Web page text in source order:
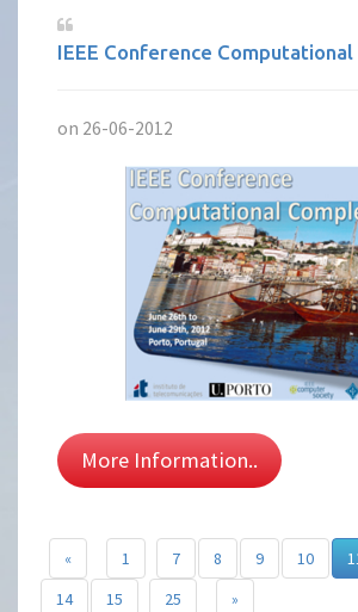
IEEE Conference
on 26-06-2012
More Information..
« 1 7 8 9 10
14
15 25 »